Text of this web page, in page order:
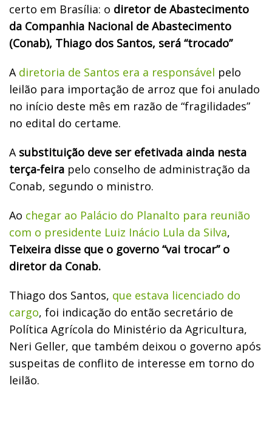
certo em Brasília: o diretor de Abastecimento
da Companhia Nacional de Abastecimento
(Conab), Thiago dos Santos, será “trocado”
A diretoria de Santos era a responsável pelo
leilão para importação de arroz que foi anulado
no início deste mês em razão de “fragilidades”
no edital do certame.
Asubstituição deve ser efetivada ainda nesta
terça-feira pelo conselho de administração da
Conab, segundo o ministro.
Ao chegar ao Palácio do Planalto para reunião
com o presidente Luiz Inácio Lula da Silva,
Teixeira disse que o governo “vai trocar” o
diretor da Conab.
Thiago dos Santos, que estava licenciado do
cargo, foi indicação do então secretário de
Política Agrícola do Ministério da Agricultura,
Neri Geller, que também deixou o governo após
suspeitas de conflito de interesse em torno do
leilão.